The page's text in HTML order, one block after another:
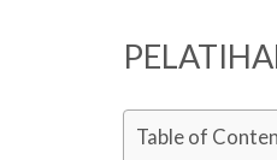
Table of